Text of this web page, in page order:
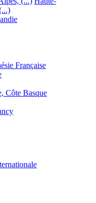
Française
Côte Basque